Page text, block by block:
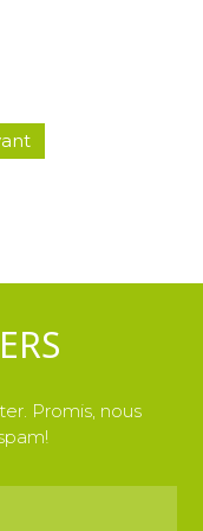
Promis, nous